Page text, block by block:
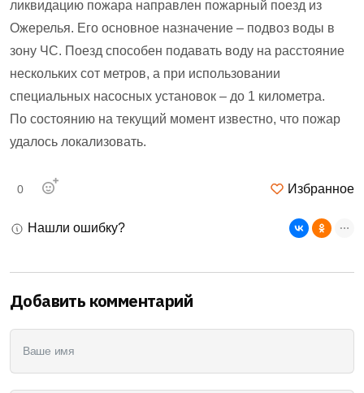
ликвидацию пожара направлен пожарный поезд из
Ожерелья. Его основное назначение – подвоз воды в
зону ЧС. Поезд способен подавать воду на расстояние
нескольких сот метров, а при использовании
специальных насосных установок – до 1 километра.
По состоянию на текущий момент известно, что пожар
удалось локализовать.
0 Избранное
Нашли ошибку?
Добавить комментарий